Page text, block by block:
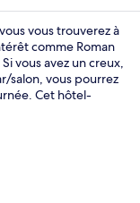
vous trouverez à
comme Roman
vous avez un creux,
salon, vous pourrez
Cet hôtel-